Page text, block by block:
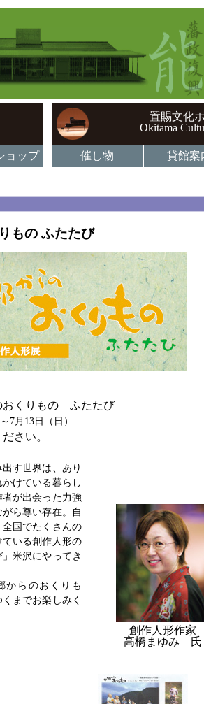
ョップ
置賜文化
Okitama
催し物 貸館案
もの ふたたび
おくりもの ふたたび
7月13日（日）
さい。
す世界は、あり
けている暮らし
が出会った力強
ら尊い存在。自
国でたくさんの
いる創作人形の
米沢にやってき
からのおくりも
までお楽しみく
創作人形作家
高橋まゆみ 氏